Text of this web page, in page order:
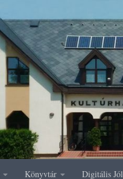
Könyvtár Digitális